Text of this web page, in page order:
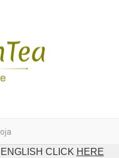
CLICK HERE